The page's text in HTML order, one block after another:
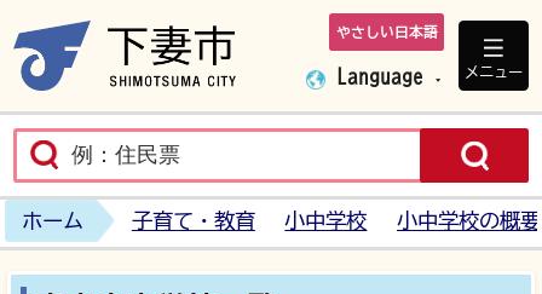
下妻市ホームペ
やさしい日本語
Language メニュー
ホーム 子育て・教育 小中学校 小中学校の概要